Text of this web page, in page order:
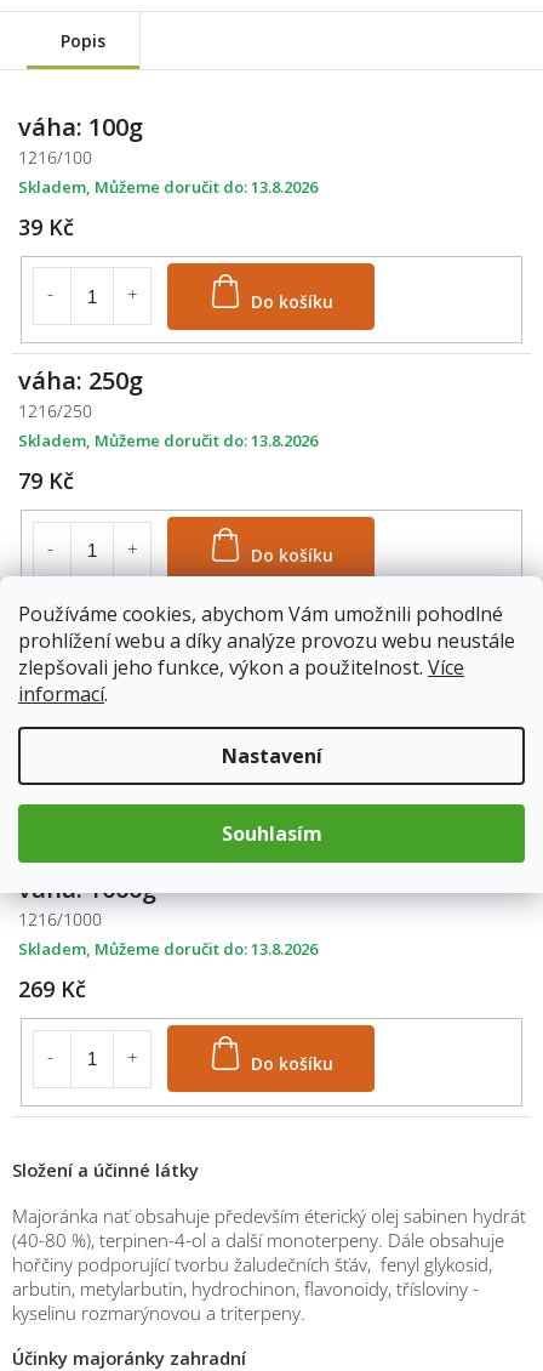
Používáme cookies, abychom Vám umožnili pohodlné
prohlížení webu a díky analýze provozu webu neustále
zlepšovali jeho funkce, výkon a použitelnost. Více
informací.
Nastavení
Souhlasím
Popis
váha: 100g
1216/100
39 Kč
Do košíku
Skladem 13.8.2026
váha: 250g
1216/250
79 Kč
Do košíku
Skladem 13.8.2026
váha: 500g
1216/500
149 Kč
Skladem
váha: 1000g
1216/1000
269 Kč
Do košíku
Skladem 13.8.2026
Složení a účinné látky
Majoránka nať obsahuje především éterický olej sabinen hydrát
(40-80 %), terpinen-4-ol a další monoterpeny. Dále obsahuje
hořčiny podporující tvorbu žaludečních šťáv, fenyl glykosid,
arbutin, metylarbutin, hydrochinon, flavonoidy, třísloviny -
kyselinu rozmarýnovou a triterpeny.
Účinky majoránky zahradní